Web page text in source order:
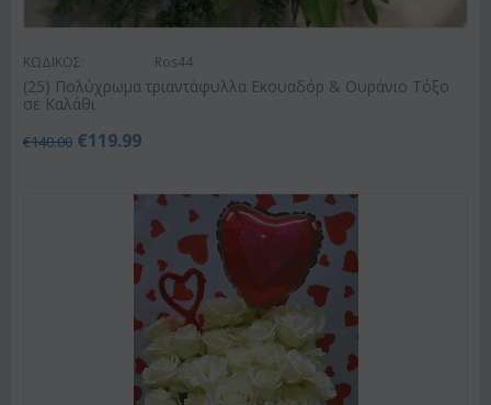
ΚΩΔΙΚΟΣ: Ros44
(25) Πολύχρωμα τριαντάφυλλα Εκουαδόρ & Ουράνιο Τόξο
σε Καλάθι
€140.00 €119.99